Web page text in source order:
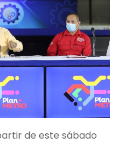
de este sábado